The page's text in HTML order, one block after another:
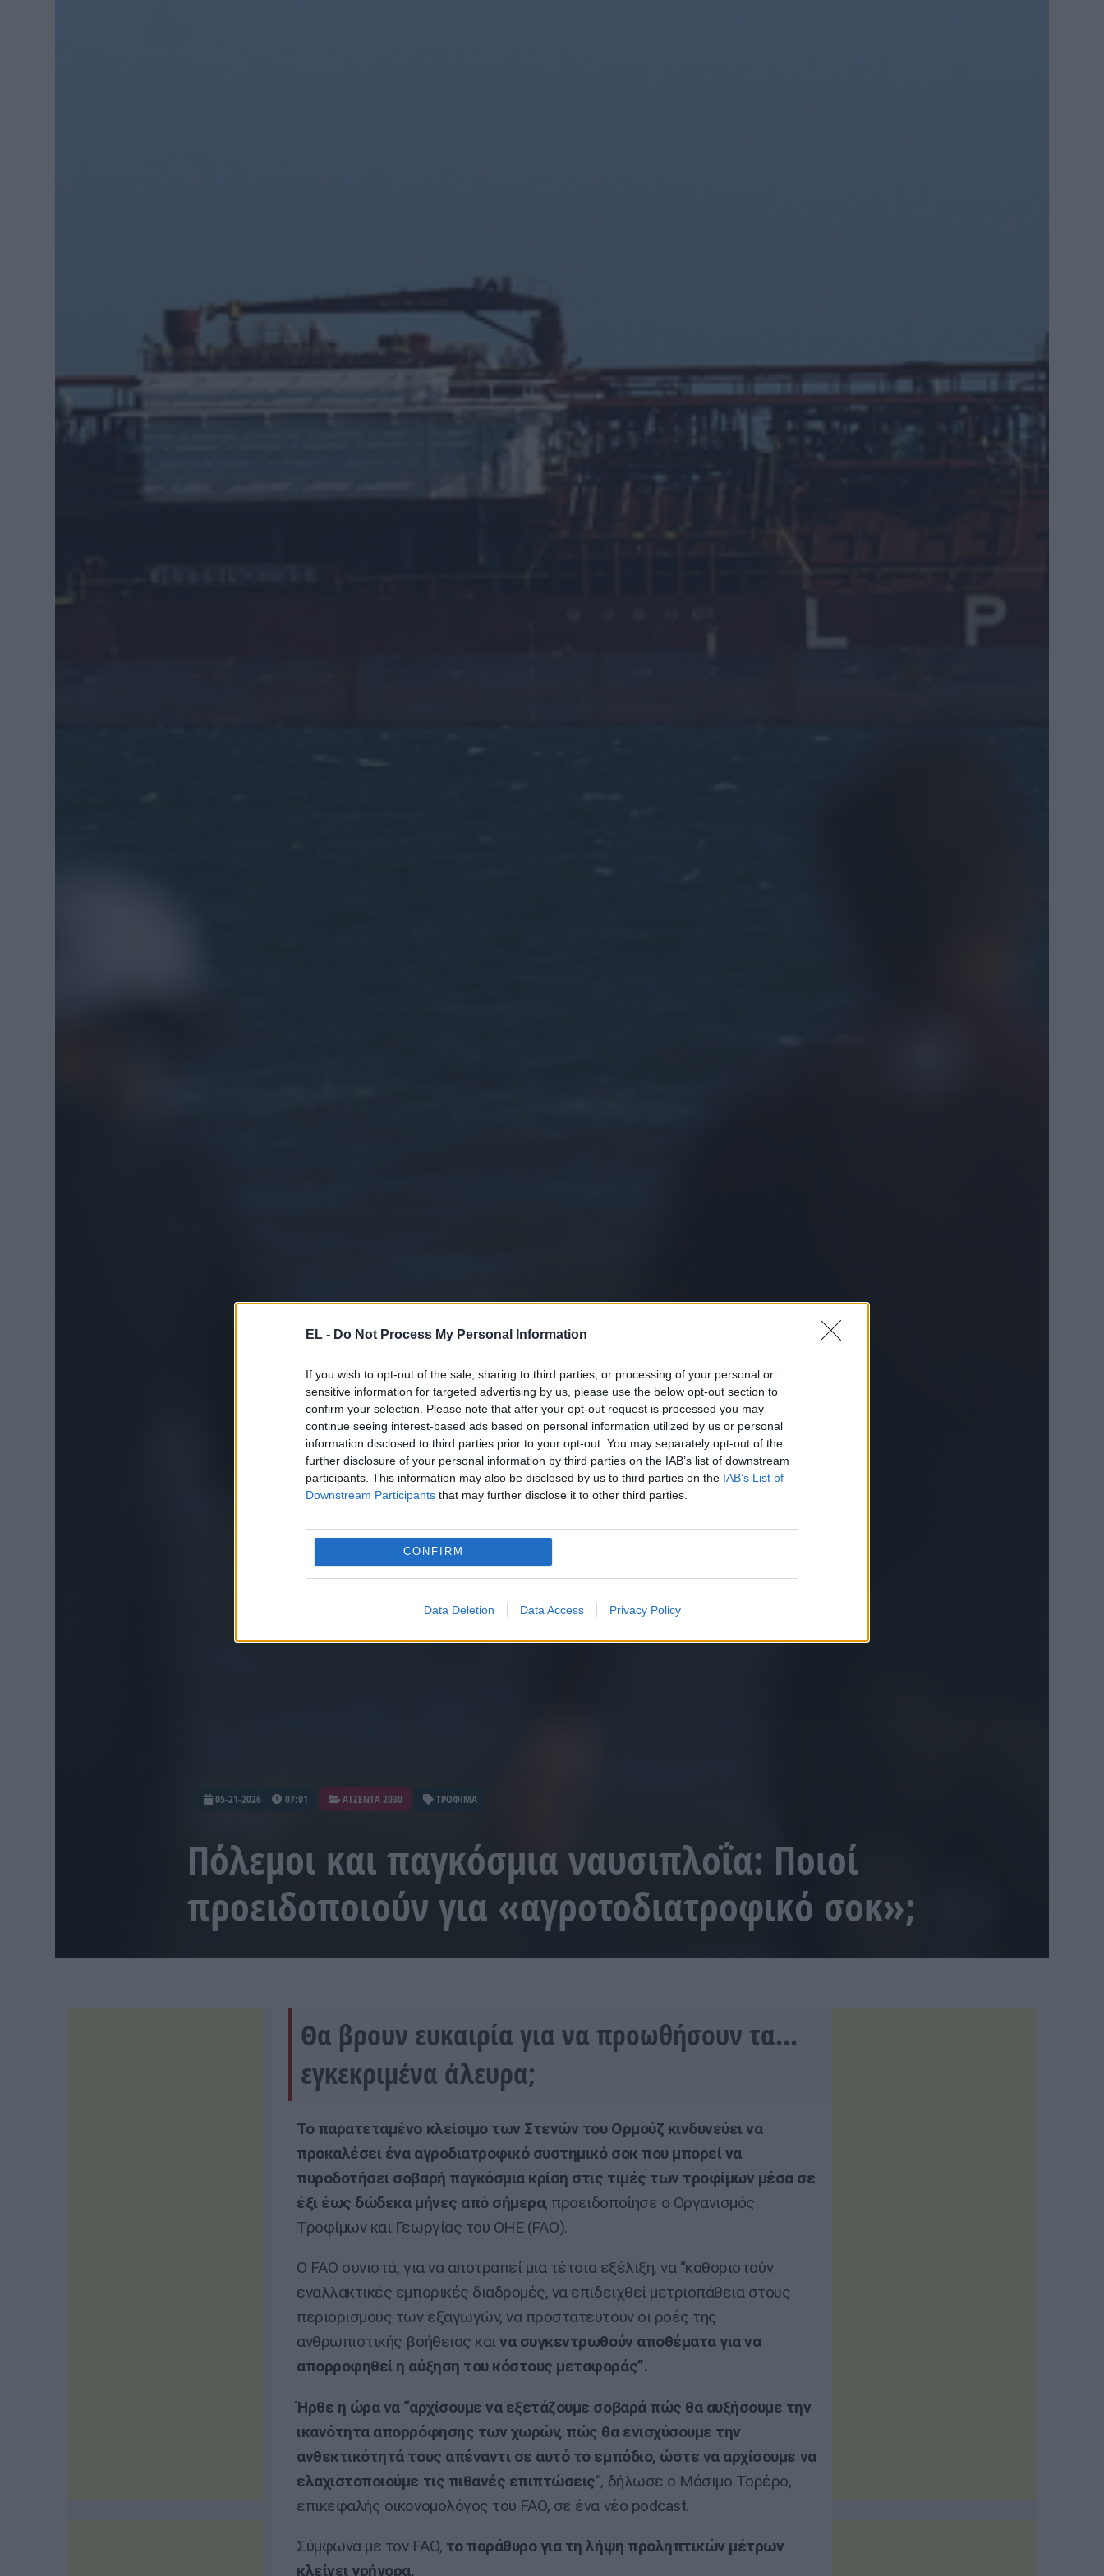
EL - Do Not Process My Personal Information
If you wish to opt-out of the sale, sharing to third parties, or processing of your personal or
sensitive information for targeted advertising by us, please use the below opt-out section to
confirm your selection. Please note that after your opt-out request is processed you may
continue seeing interest-based ads based on personal information utilized by us or personal
information disclosed to third parties prior to your opt-out. You may separately opt-out of the
further disclosure of your personal information by third parties on the IAB’s list of downstream
participants. This information may also be disclosed by us to third parties on the IAB’s List of
Downstream Participants that may further disclose it to other third parties.
CONFIRM
Data Deletion Data Access Privacy Policy
05-21-2026 07:01 ATZENTA 2030 ΤΡΟΦΙΜΑ
Πόλεμοι και παγκόσμια ναυσιπλοΐα: Ποιοί
προειδοποιούν για «αγροτοδιατροφικό σοκ»;
Θα βρουν ευκαιρία για να προωθήσουν τα...
εγκεκριμένα άλευρα;
Το παρατεταμένο κλείσιμο των Στενών του Ορμούζ κινδυνεύει να
προκαλέσει ένα αγροδιατροφικό συστημικό σοκ που μπορεί να
πυροδοτήσει σοβαρή παγκόσμια κρίση στις τιμές των τροφίμων μέσα σε
έξι έως δώδεκα μήνες από σήμερα, προειδοποίησε ο Οργανισμός
Τροφίμων και Γεωργίας του ΟΗΕ (FAO).
Ο FAO συνιστά, για να αποτραπεί μια τέτοια εξέλιξη, να “καθοριστούν
εναλλακτικές εμπορικές διαδρομές, να επιδειχθεί μετριοπάθεια στους
περιορισμούς των εξαγωγών, να προστατευτούν οι ροές της
ανθρωπιστικής βοήθειας καινα συγκεντρωθούν αποθέματα για να
απορροφηθεί η αύξηση του κόστους μεταφοράς”.
Ήρθε η ώρα να “αρχίσουμε να εξετάζουμε σοβαρά πώς θα αυξήσουμε την
ικανότητα απορρόφησης των χωρών, πώς θα ενισχύσουμε την
ανθεκτικότητά τους απέναντι σε αυτό το εμπόδιο, ώστε να αρχίσουμε να
ελαχιστοποιούμε τις πιθανές επιπτώσεις“, δήλωσε ο Μάσιμο Τορέρο,
επικεφαλής οικονομολόγος του FAO, σε ένα νέο podcast.
Σύμφωνα με τον FAO, το παράθυρο για τη λήψη προληπτικών μέτρων
κλείνει γρήγορα.